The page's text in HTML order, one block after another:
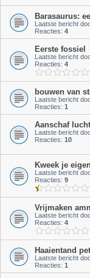
Barasaurus:
Laatste bericht
Reacties: 4
Eerste fossiel
Laatste bericht
Reacties: 4
bouwen van
Laatste bericht
Reacties: 1
Aanschaf
Laatste bericht
Reacties: 10
Kweek je
Laatste bericht
Reacties: 9
Vrijmaken
Laatste bericht
Reacties: 4
Haaientand
Laatste bericht
Reacties: 1